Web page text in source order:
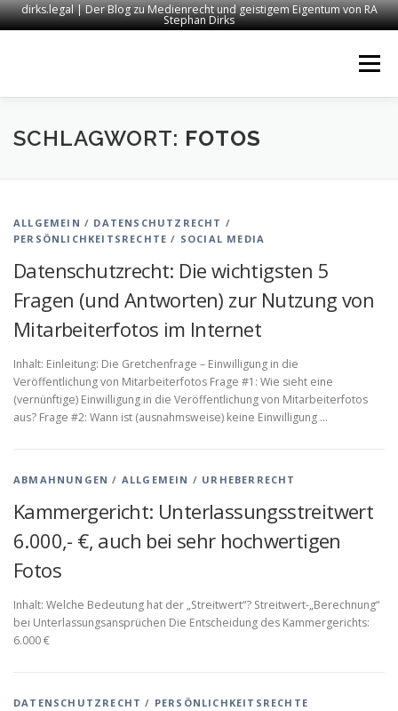
dirks.legal | Der Blog zu Medienrecht und geistigem Eigentum von RA
Stephan Dirks
Menü
START KONTAKT RECHTSANWALT DIRKS
SCHLAGWORT: FOTOS
ALLGEMEIN / DATENSCHUTZRECHT /
PERSÖNLICHKEITSRECHTE / SOCIAL MEDIA
Datenschutzrecht: Die wichtigsten 5
Fragen (und Antworten) zur Nutzung von
Mitarbeiterfotos im Internet
Inhalt: Einleitung: Die Gretchenfrage – Einwilligung in die
Veröffentlichung von Mitarbeiterfotos Frage #1: Wie sieht eine
(vernünftige) Einwilligung in die Veröffentlichung von Mitarbeiterfotos
aus? Frage #2: Wann ist (ausnahmsweise) keine Einwilligung …
ABMAHNUNGEN / ALLGEMEIN / URHEBERRECHT
Kammergericht: Unterlassungsstreitwert
6.000,- €, auch bei sehr hochwertigen
Fotos
Inhalt: Welche Bedeutung hat der „Streitwert“? Streitwert-„Berechnung“
bei Unterlassungsansprüchen Die Entscheidung des Kammergerichts:
6.000 €
DATENSCHUTZRECHT / PERSÖNLICHKEITSRECHTE